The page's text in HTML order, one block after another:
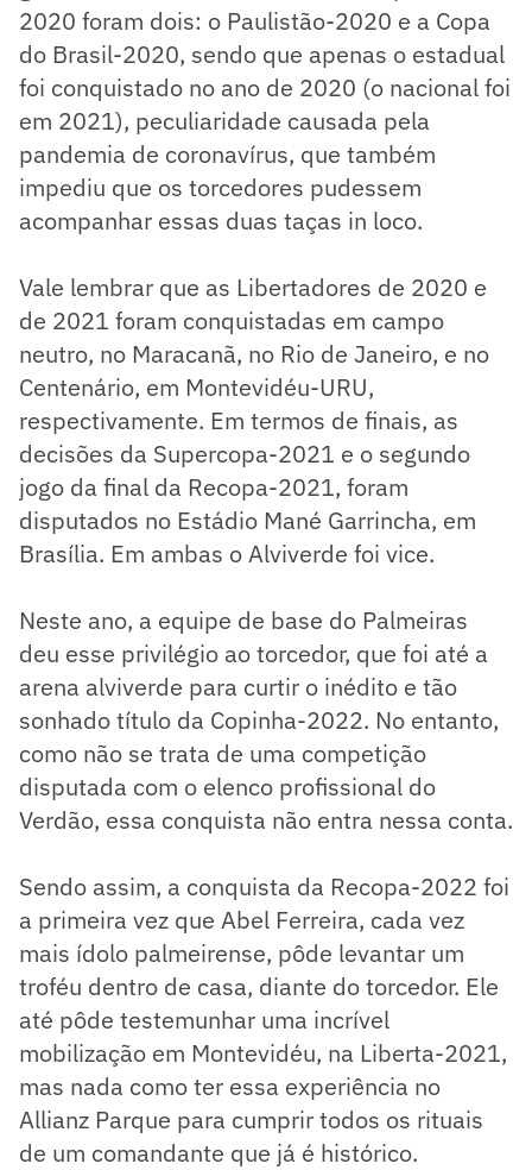
2020 foram dois: o Paulistão-2020 e a Copa
do Brasil-2020, sendo que apenas o estadual
foi conquistado no ano de 2020 (o nacional foi
em 2021), peculiaridade causada pela
pandemia de coronavírus, que também
impediu que os torcedores pudessem
acompanhar essas duas taças in loco.
Vale lembrar que as Libertadores de 2020 e
de 2021 foram conquistadas em campo
neutro, no Maracanã, no Rio de Janeiro, e no
Centenário, em Montevidéu-URU,
respectivamente. Em termos de finais, as
decisões da Supercopa-2021 e o segundo
jogo da final da Recopa-2021, foram
disputados no Estádio Mané Garrincha, em
Brasília. Em ambas o Alviverde foi vice.
Neste ano, a equipe de base do Palmeiras
deu esse privilégio ao torcedor, que foi até a
arena alviverde para curtir o inédito e tão
sonhado título da Copinha-2022. No entanto,
como não se trata de uma competição
disputada com o elenco profissional do
Verdão, essa conquista não entra nessa conta.
Sendo assim, a conquista da Recopa-2022 foi
a primeira vez que Abel Ferreira, cada vez
mais ídolo palmeirense, pôde levantar um
troféu dentro de casa, diante do torcedor. Ele
até pôde testemunhar uma incrível
mobilização em Montevidéu, na Liberta-2021,
mas nada como ter essa experiência no
Allianz Parque para cumprir todos os rituais
de um comandante que já é histórico.